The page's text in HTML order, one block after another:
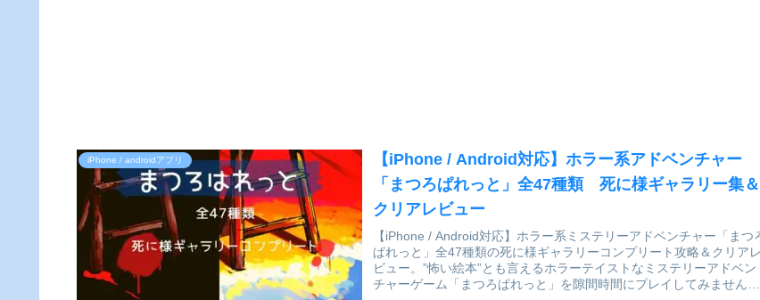
iPhone / androidアプリ
【iPhone / Android対応】ホラー系アドベンチャー
「まつろぱれっと」全47種類 死に様ギャラリー集＆
クリアレビュー
【iPhone / Android対応】ホラー系ミステリーアドベンチャー「まつ
ぱれっと」全47種類の死に様ギャラリーコンプリート攻略＆クリアレ
ビュー。”怖い絵本”とも言えるホラーテイストなミステリーアドベン
チャーゲーム「まつろぱれっと」を隙間時間にプレイしてみません